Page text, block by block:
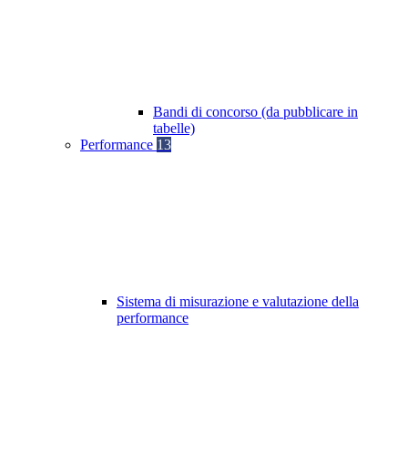
Bandi di concorso (da pubblicare in
tabelle)
Performance 13
Sistema di misurazione e valutazione della
performance